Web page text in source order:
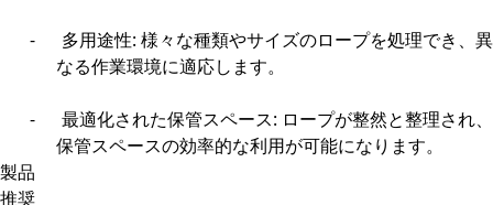
- 多用途性: 様々な種類やサイズのロープを処理でき、異
なる作業環境に適応します。
- 最適化された保管スペース: ロープが整然と整理され、
保管スペースの効率的な利用が可能になります。
製品
推奨